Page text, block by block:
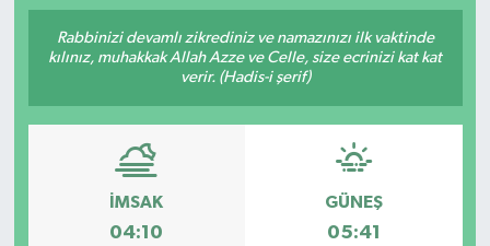
Rabbinizi devamlı zikrediniz ve namazınızı ilk vaktinde
kılınız, muhakkak Allah Azze ve Celle, size ecrinizi kat kat
verir. (Hadis-i şerif)
İMSAK
04:10
GÜNEŞ
05:41